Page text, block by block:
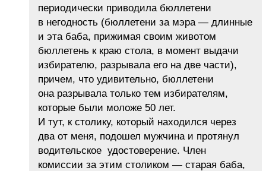
периодически приводила бюллетени
в негодность (бюллетени за мэра — длинные
и эта баба, прижимая своим животом
бюллетень к краю стола, в момент выдачи
избирателю, разрывала его на две части),
причем, что удивительно, бюллетени
она разрывала только тем избирателям,
которые были моложе 50 лет.
И тут, к столику, который находился через
два от меня, подошел мужчина и протянул
водительское удостоверение. Член
комиссии за этим столиком — старая баба,